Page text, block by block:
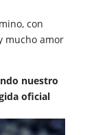
con
mucho amor
nuestro
oficial